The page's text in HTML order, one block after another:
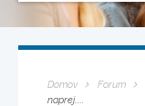
Domov Forum
naprej.....